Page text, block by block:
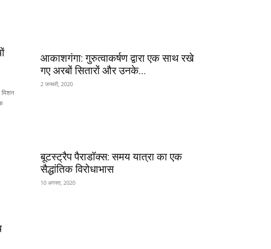
मिशन
आकाशगंगा: गुरुत्वाकर्षण द्वारा एक साथ रखे
गए अरबों सितारों और उनके...
2 जनवरी, 2020
बूटस्ट्रैप पैराडॉक्स: समय यात्रा का एक
सैद्धांतिक विरोधाभास
10 अगस्त, 2020